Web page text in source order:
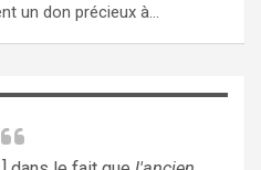
un don précieux à…